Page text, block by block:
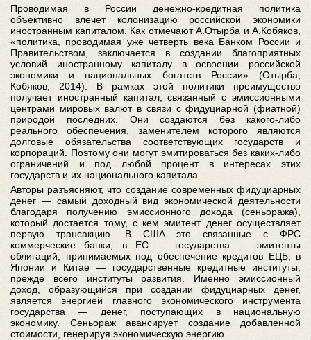
Проводимая в России денежно-кредитная политика
объективно влечет колонизацию российской экономики
иностранным капиталом. Как отмечают А.Отырба и А.Кобяков,
«политика, проводимая уже четверть века Банком России и
Правительством, заключается в создании благоприятных
условий иностранному капиталу в освоении российской
экономики и национальных богатств России» (Отырба,
Кобяков, 2014). В рамках этой политики преимущество
получает иностранный капитал, связанный с эмиссионными
центрами мировых валют в связи с фидуциарной (фиатной)
природой последних. Они создаются без какого-либо
реального обеспечения, заменителем которого являются
долговые обязательства соответствующих государств и
корпораций. Поэтому они могут эмитироваться без каких-либо
ограничений и под любой процент в интересах этих
государств и их национального капитала.
Авторы разъясняют, что создание современных фидуциарных
денег — самый доходный вид экономической деятельности
благодаря получению эмиссионного дохода (сеньоража),
который достается тому, с кем эмитент денег осуществляет
первую трансакцию. В США это связанные с ФРС
коммерческие банки, в ЕС — государства — эмитенты
облигаций, принимаемых под обеспечение кредитов ЕЦБ, в
Японии и Китае — государственные кредитные институты,
прежде всего институты развития. Именно эмиссионный
доход, образующийся при создании фидуциарных денег,
является энергией главного экономического инструмента
государства — денег, поступающих в национальную
экономику. Сеньораж авансирует создание добавленной
стоимости, генерируя экономическую энергию.